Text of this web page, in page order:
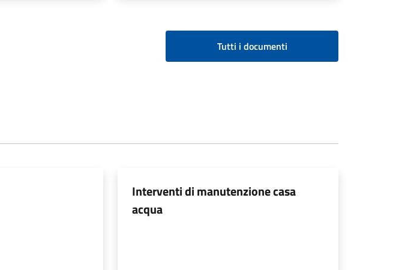
Tutti i documenti
Interventi di manutenzione casa
acqua